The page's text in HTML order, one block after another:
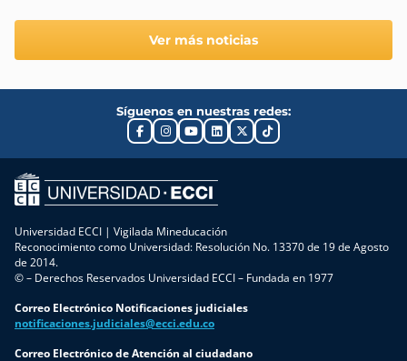
Ver más noticias
Síguenos en nuestras redes:
Universidad ECCI | Vigilada Mineducación
Reconocimiento como Universidad: Resolución No. 13370 de 19 de Agosto
de 2014.
© – Derechos Reservados Universidad ECCI – Fundada en 1977
Correo Electrónico Notificaciones judiciales
notificaciones.judiciales@ecci.edu.co
Correo Electrónico de Atención al ciudadano